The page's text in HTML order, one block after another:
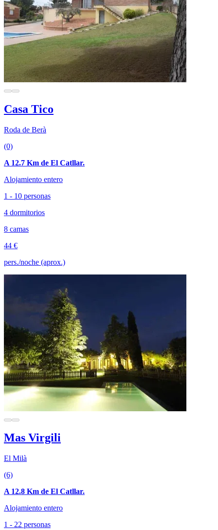
Casa Tico
Roda de Berà
(0)
A 12.7 Km de El Catllar.
Alojamiento entero
1 - 10 personas
4 dormitorios
8 camas
44 €
pers./noche (aprox.)
Mas Virgili
El Milà
(6)
A 12.8 Km de El Catllar.
Alojamiento entero
1 - 22 personas